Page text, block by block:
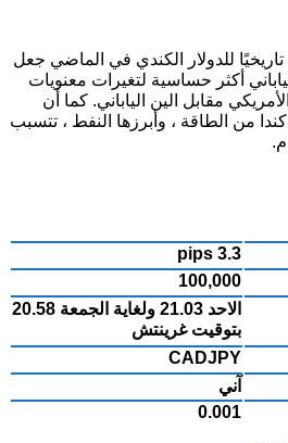
تاريخيًا للدولار الكندي في الماضي جعل
أكثر حساسية لتغيرات معنويات
مقابل الين الياباني. كما أن
من الطاقة ، وأبرزها النفط ، تتسبب
3.3 pips
100,000
الاحد 21.03 ولغاية الجمعة 20.58
بتوقيت غرينتش
CADJPY
آني
0.001